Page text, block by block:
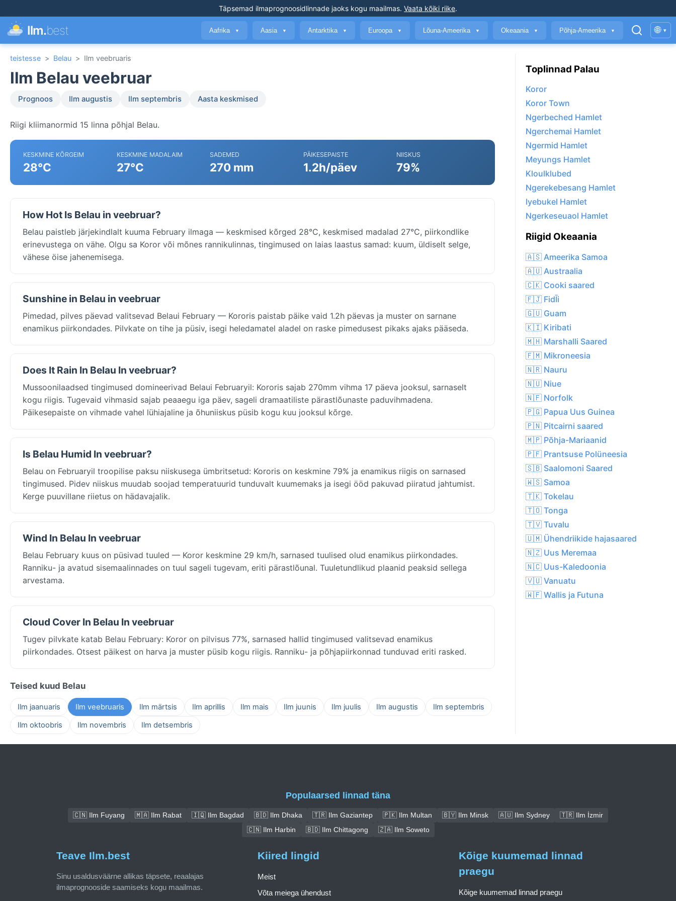
Täpsemad ilmaprognoosidlinnade jaoks kogu maailmas. Vaata kõiki riike.
Ilm.best Aafrika ▼ Aasia ▼ Antarktika ▼ Euroopa ▼ Lõuna-Ameerika ▼ Okeaania ▼ Põhja-Ameerika ▼ 🌐 ▾
teistesse > Belau > Ilm veebruaris
Ilm Belau veebruar
Prognoos Ilm augustis Ilm septembris Aasta keskmised
Riigi kliimanormid 15 linna põhjal Belau.
KESKMINE KÕRGEIM
28°C
KESKMINE MADALAIM
27°C
SADEMED
270 mm
PÄIKESEPAISTE
1.2h/päev
NIISKUS
79%
How Hot Is Belau in veebruar?
Belau paistleb järjekindlalt kuuma February ilmaga — keskmised kõrged 28°C, keskmised madalad 27°C, piirkondlike
erinevustega on vähe. Olgu sa Koror või mõnes rannikulinnas, tingimused on laias laastus samad: kuum, üldiselt selge,
vähese öise jahenemisega.
Sunshine in Belau in veebruar
Pimedad, pilves päevad valitsevad Belaui February — Kororis paistab päike vaid 1.2h päevas ja muster on sarnane
enamikus piirkondades. Pilvkate on tihe ja püsiv, isegi heledamatel aladel on raske pimedusest pikaks ajaks pääseda.
Does It Rain In Belau In veebruar?
Mussoonilaadsed tingimused domineerivad Belaui Februaryil: Kororis sajab 270mm vihma 17 päeva jooksul, sarnaselt
kogu riigis. Tugevaid vihmasid sajab peaaegu iga päev, sageli dramaatiliste pärastlõunaste paduvihmadena.
Päikesepaiste on vihmade vahel lühiajaline ja õhuniiskus püsib kogu kuu jooksul kõrge.
Is Belau Humid In veebruar?
Belau on Februaryil troopilise paksu niiskusega ümbritsetud: Kororis on keskmine 79% ja enamikus riigis on sarnased
tingimused. Pidev niiskus muudab soojad temperatuurid tunduvalt kuumemaks ja isegi ööd pakuvad piiratud jahtumist.
Kerge puuvillane riietus on hädavajalik.
Wind In Belau In veebruar
Belau February kuus on püsivad tuuled — Koror keskmine 29 km/h, sarnased tuulised olud enamikus piirkondades.
Ranniku- ja avatud sisemaalinnades on tuul sageli tugevam, eriti pärastlõunal. Tuuletundlikud plaanid peaksid sellega
arvestama.
Cloud Cover In Belau In veebruar
Tugev pilvkate katab Belau February: Koror on pilvisus 77%, sarnased hallid tingimused valitsevad enamikus
piirkondades. Otsest päikest on harva ja muster püsib kogu riigis. Ranniku- ja põhjapiirkonnad tunduvad eriti rasked.
Teised kuud Belau
Ilm jaanuaris Ilm veebruaris Ilm märtsis Ilm aprillis Ilm mais Ilm juunis Ilm juulis Ilm augustis
Ilm septembris
Ilm oktoobris
Ilm novembris Ilm detsembris
Toplinnad Palau
Koror
Koror Town
Ngerbeched Hamlet
Ngerchemai Hamlet
Ngermid Hamlet
Meyungs Hamlet
Kloulklubed
Ngerekebesang Hamlet
Iyebukel Hamlet
Ngerkeseuaol Hamlet
Riigid Okeaania
🇦🇸 Ameerika Samoa
🇦🇺 Austraalia
🇨🇰 Cooki saared
🇫🇯 FidĪi
🇬🇺 Guam
🇰🇮 Kiribati
🇲🇭 Marshalli Saared
🇫🇲 Mikroneesia
🇳🇷 Nauru
🇳🇺 Niue
🇳🇫 Norfolk
🇵🇬 Papua Uus Guinea
🇵🇳 Pitcairni saared
🇲🇵 Põhja-Mariaanid
🇵🇫 Prantsuse Polüneesia
🇸🇧 Saalomoni Saared
🇼🇸 Samoa
🇹🇰 Tokelau
🇹🇴 Tonga
🇹🇻 Tuvalu
🇺🇲 Ühendriikide hajasaared
🇳🇿 Uus Meremaa
🇳🇨 Uus-Kaledoonia
🇻🇺 Vanuatu
🇼🇫 Wallis ja Futuna
Populaarsed linnad täna
🇨🇳 Ilm Fuyang 🇲🇦 Ilm Rabat 🇮🇶 Ilm Bagdad 🇧🇩 Ilm Dhaka 🇹🇷 Ilm Gaziantep 🇵🇰 Ilm Multan 🇧🇾 Ilm Minsk 🇦🇺 Ilm Sydney
🇹🇷 Ilm İzmir
🇨🇳 Ilm Harbin
🇧🇩 Ilm Chittagong 🇿🇦 Ilm Soweto
Teave Ilm.best
Sinu usaldusväärne allikas täpsete, reaalajas
ilmaprognooside saamiseks kogu maailmas.
Kiired lingid
Meist
Võta meiega ühendust
Kõige kuumemad linnad
praegu
Kõige kuumemad linnad praegu